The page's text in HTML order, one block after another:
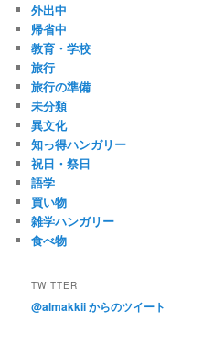
外出中
帰省中
教育・学校
旅行
旅行の準備
未分類
異文化
知っ得ハンガリー
祝日・祭日
語学
買い物
雑学ハンガリー
食べ物
TWITTER
@almakkii からのツイート